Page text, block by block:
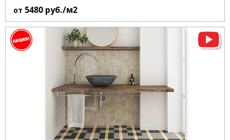
от 5480 руб./м2